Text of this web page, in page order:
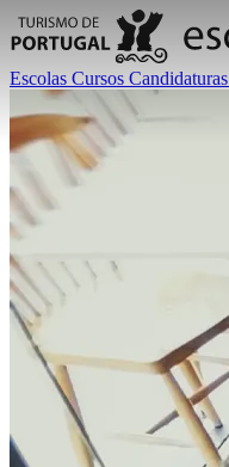
Escolas Cursos Candidaturas